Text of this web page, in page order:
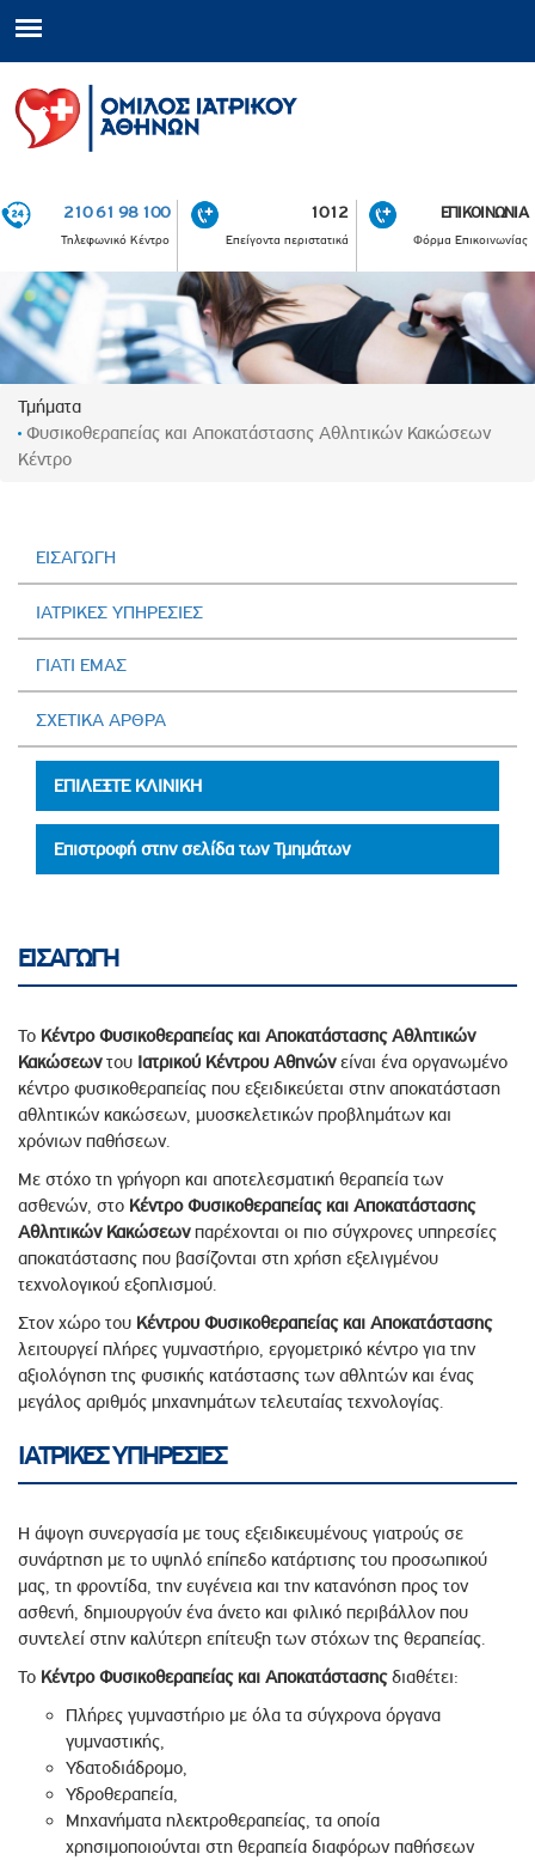
210 61 98 100
Τηλεφωνικό Κέντρο
1012
Επείγοντα περιστατικά
ΕΠΙΚΟΙΝΩΝΙΑ
Φόρμα Επικοινωνίας
Τμήματα
Φυσικοθεραπείας και Αποκατάστασης Αθλητικών Κακώσεων
Κέντρο
ΕΙΣΑΓΩΓΗ
ΙΑΤΡΙΚΕΣ ΥΠΗΡΕΣΙΕΣ
ΓΙΑΤΙ ΕΜΑΣ
ΣΧΕΤΙΚΑ ΑΡΘΡΑ
ΕΠΙΛΕΞΤΕ ΚΛΙΝΙΚΗ
Επιστροφή στην σελίδα των Τμημάτων
ΕΙΣΑΓΩΓΗ
Το Κέντρο Φυσικοθεραπείας και Αποκατάστασης Αθλητικών
Κακώσεωντου Ιατρικού Κέντρου Αθηνώνείναι ένα οργανωμένο
κέντρο φυσικοθεραπείας που εξειδικεύεται στην αποκατάσταση
αθλητικών κακώσεων, μυοσκελετικών προβλημάτων και
χρόνιων παθήσεων.
Με στόχο τη γρήγορη και αποτελεσματική θεραπεία των
ασθενών, στο Κέντρο Φυσικοθεραπείας και Αποκατάστασης
Αθλητικών Κακώσεωνπαρέχονται οι πιο σύγχρονες υπηρεσίες
αποκατάστασης που βασίζονται στη χρήση εξελιγμένου
τεχνολογικού εξοπλισμού.
Στον χώρο του Κέντρου Φυσικοθεραπείας και Αποκατάστασης
λειτουργεί πλήρες γυμναστήριο, εργομετρικό κέντρο για την
αξιολόγηση της φυσικής κατάστασης των αθλητών και ένας
μεγάλος αριθμός μηχανημάτων τελευταίας τεχνολογίας.
ΙΑΤΡΙΚΕΣ ΥΠΗΡΕΣΙΕΣ
Η άψογη συνεργασία με τους εξειδικευμένους γιατρούς σε
συνάρτηση με το υψηλό επίπεδο κατάρτισης του προσωπικού
μας, τη φροντίδα, την ευγένεια και την κατανόηση προς τον
ασθενή, δημιουργούν ένα άνετο και φιλικό περιβάλλον που
συντελεί στην καλύτερη επίτευξη των στόχων της θεραπείας.
Το Κέντρο Φυσικοθεραπείας και Αποκατάστασηςδιαθέτει:
Πλήρες γυμναστήριο με όλα τα σύγχρονα όργανα
γυμναστικής,
Υδατοδιάδρομο,
Υδροθεραπεία,
Μηχανήματα ηλεκτροθεραπείας, τα οποία
χρησιμοποιούνται στη θεραπεία διαφόρων παθήσεων